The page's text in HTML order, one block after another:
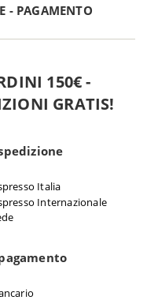
- PAGAMENTO
150€ -
GRATIS!
Italia
Internazionale